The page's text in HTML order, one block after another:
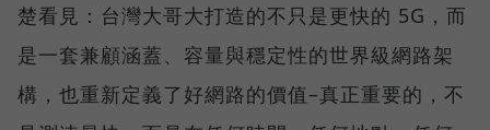
楚看見：台灣大哥大打造的不只是更快的 5G，而
是一套兼顧涵蓋、容量與穩定性的世界級網路架
構，也重新定義了好網路的價值–真正重要的，不